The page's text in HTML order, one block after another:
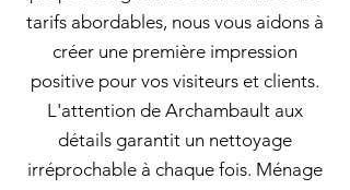
tarifs abordables, nous vous aidons à
créer une première impression
positive pour vos visiteurs et clients.
L'attention de Archambault aux
détails garantit un nettoyage
irréprochable à chaque fois. Ménage